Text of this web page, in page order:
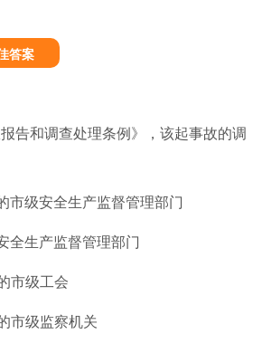
答案
告和调查处理条例》，该起事故的调
市级安全生产监督管理部门
全生产监督管理部门
市级工会
市级监察机关